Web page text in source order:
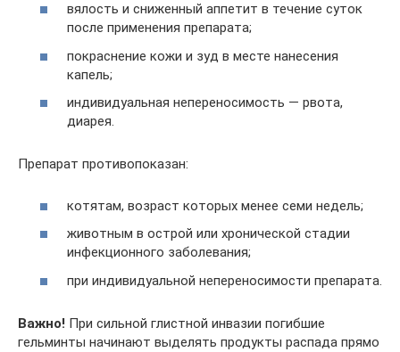
вялость и сниженный аппетит в течение суток
после применения препарата;
покраснение кожи и зуд в месте нанесения
капель;
индивидуальная непереносимость — рвота,
диарея.
Препарат противопоказан:
котятам, возраст которых менее семи недель;
животным в острой или хронической стадии
инфекционного заболевания;
при индивидуальной непереносимости препарата.
Важно! При сильной глистной инвазии погибшие
гельминты начинают выделять продукты распада прямо